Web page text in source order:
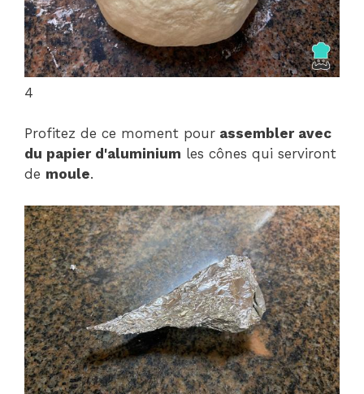
4
Profitez de ce moment pour assembler avec
du papier d'aluminium les cônes qui serviront
de moule.